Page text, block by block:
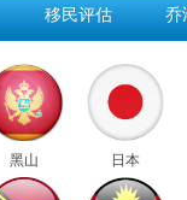
移民评估 乔
黑山 日本